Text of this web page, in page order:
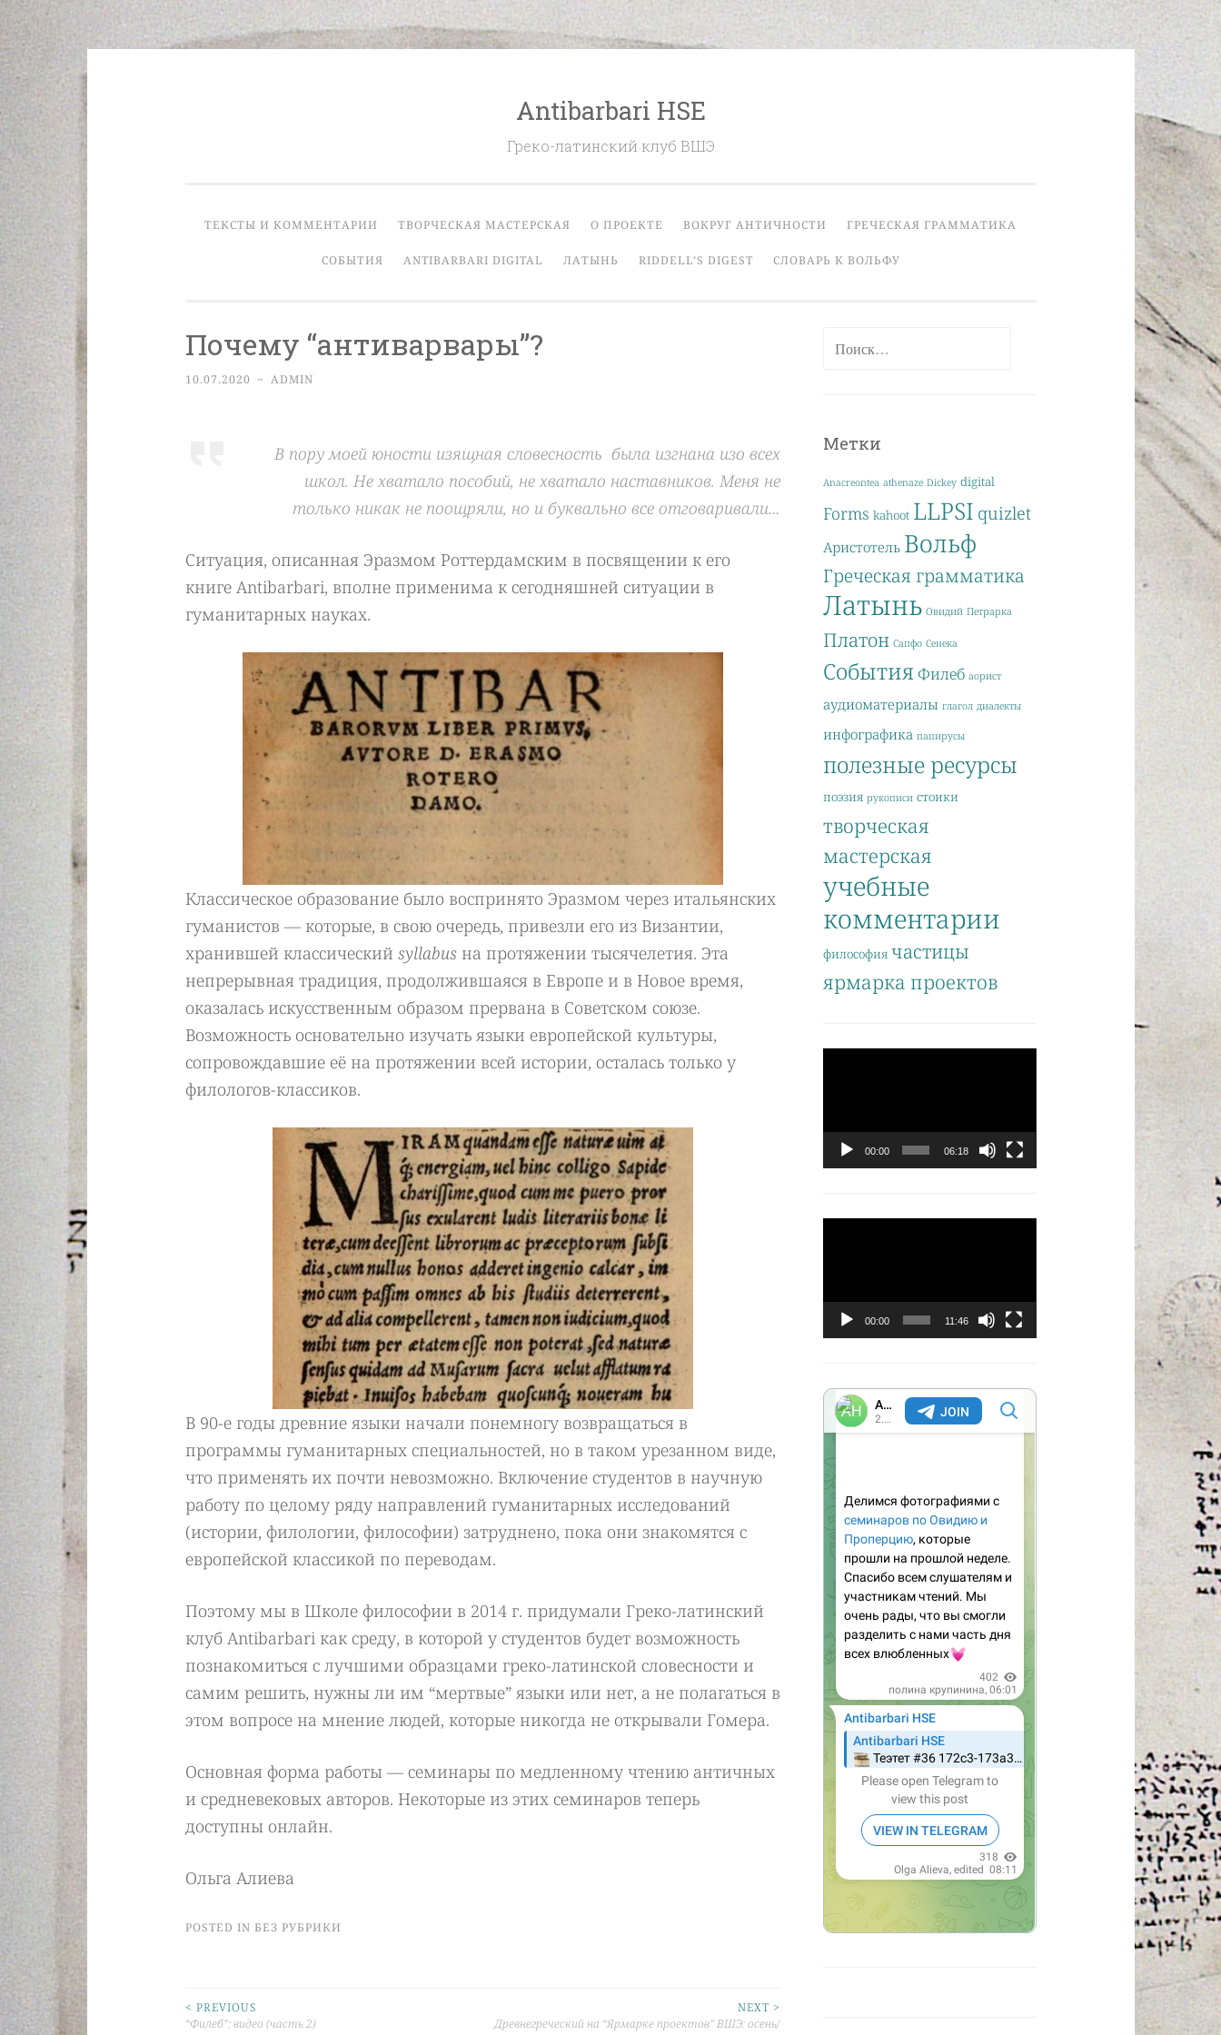
Antibarbari HSE
Греко-латинский клуб ВШЭ
ТЕКСТЫ И КОММЕНТАРИИ ТВОРЧЕСКАЯ МАСТЕРСКАЯ О ПРОЕКТЕ ВОКРУГ АНТИЧНОСТИ ГРЕЧЕСКАЯ ГРАММАТИКА
СОБЫТИЯ ANTIBARBARI DIGITAL ЛАТЫНЬ RIDDELL’S DIGEST СЛОВАРЬ К ВОЛЬФУ
Почему “антиварвары”?
10.07.2020 ~ ADMIN
В пору моей юности изящная словесность была изгнана изо всех
школ. Не хватало пособий, не хватало наставников. Меня не
только никак не поощряли, но и буквально все отговаривали…
Ситуация, описанная Эразмом Роттердамским в посвящении к его
книге Antibarbari, вполне применима к сегодняшней ситуации в
гуманитарных науках.
Классическое образование было воспринято Эразмом через итальянских
гуманистов — которые, в свою очередь, привезли его из Византии,
хранившей классический syllabus на протяжении тысячелетия. Эта
непрерывная традиция, продолжившаяся в Европе и в Новое время,
оказалась искусственным образом прервана в Советском союзе.
Возможность основательно изучать языки европейской культуры,
сопровождавшие её на протяжении всей истории, осталась только у
филологов-классиков.
В 90-е годы древние языки начали понемногу возвращаться в
программы гуманитарных специальностей, но в таком урезанном виде,
что применять их почти невозможно. Включение студентов в научную
работу по целому ряду направлений гуманитарных исследований
(истории, филологии, философии) затруднено, пока они знакомятся с
европейской классикой по переводам.
Поэтому мы в Школе философии в 2014 г. придумали Греко-латинский
клуб Antibarbari как среду, в которой у студентов будет возможность
познакомиться с лучшими образцами греко-латинской словесности и
самим решить, нужны ли им “мертвые” языки или нет, а не полагаться в
этом вопросе на мнение людей, которые никогда не открывали Гомера.
Основная форма работы — семинары по медленному чтению античных
и средневековых авторов. Некоторые из этих семинаров теперь
доступны онлайн.
Ольга Алиева
POSTED IN БЕЗ РУБРИКИ
Post
< PREVIOUS
“Филеб”: видео (часть 2)
NEXT >
Древнегреческий на “Ярмарке проектов” ВШЭ: осень/
Найти:
Метки
Anacreontea athenaze Dickey digital
Forms kahoot LLPSI quizlet
Аристотель Вольф
Греческая грамматика
Латынь Овидий Петрарка
Платон Сапфо Сенека
События Филеб аорист
аудиоматериалы глагол диалекты
инфографика папирусы
полезные ресурсы
поэзия рукописи стоики
творческая
мастерская
учебные
комментарии
философия частицы
ярмарка проектов
00:00 06:18
00:00 11:46